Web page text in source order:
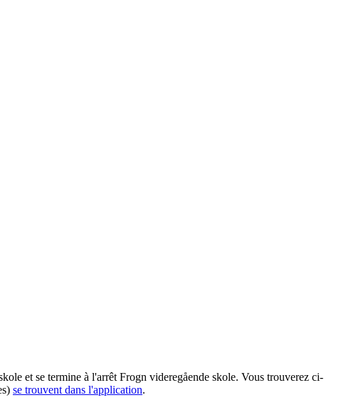
et se termine à l'arrêt Frogn videregående skole. Vous trouverez ci-
se trouvent dans l'application.